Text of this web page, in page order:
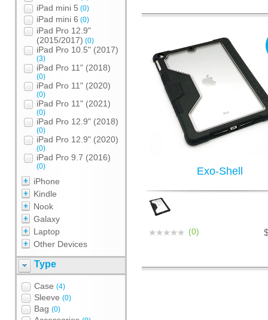
iPad mini 5 (0)
iPad mini 6 (0)
iPad Pro 12.9"
(2015/2017) (0)
iPad Pro 10.5" (2017)
(3)
iPad Pro 11" (2018)
(0)
iPad Pro 11" (2020)
(0)
iPad Pro 11" (2021)
(0)
iPad Pro 12.9" (2018)
(0)
iPad Pro 12.9" (2020)
(0)
iPad Pro 9.7 (2016)
(0)
iPhone
Kindle
Nook
Galaxy
Laptop
Other Devices
Type
Case (4)
Sleeve (0)
Bag (0)
Exo-Shell
(0)